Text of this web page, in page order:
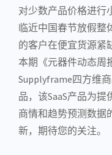
对少数产品价格进行
临近中国春节放假整
的客户在便宜货源紧
本期《元器件动态周
Supplyframe四方维
品，该SaaS产品为提
商情和趋势预测数据
新，期待您的关注。